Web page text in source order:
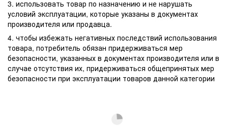
3. использовать товар по назначению и не нарушать
условий эксплуатации, которые указаны в документах
производителя или продавца.
4. чтобы избежать негативных последствий использования
товара, потребитель обязан придерживаться мер
безопасности, указанных в документах производителя или в
случае отсутствия их, придерживаться общепринятых мер
безопасности при эксплуатации товаров данной категории